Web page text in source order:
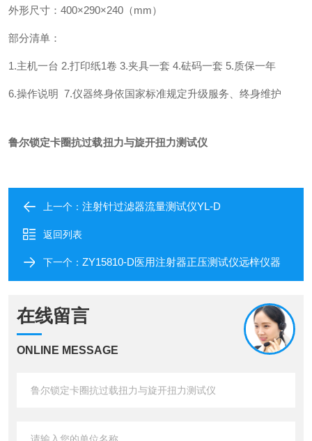
外形尺寸：400×290×240（mm）
部分清单：
1.主机一台 2.打印纸1卷 3.夹具一套 4.砝码一套 5.质保一年
6.操作说明 7.仪器终身依国家标准规定升级服务、终身维护
鲁尔锁定卡圈抗过载扭力与旋开扭力测试仪
上一个： 注射针过滤器流量测试仪YL-D
返回列表
下一个： ZY15810-D医用注射器正压测试仪远梓仪器
在线留言
ONLINE MESSAGE